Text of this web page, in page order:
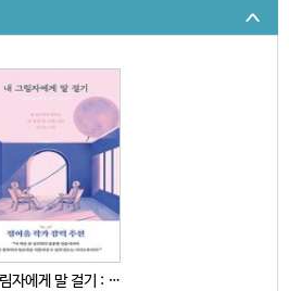
내 그림자에게 말 걸기 : 융 심리학이 말하는 내 안의...